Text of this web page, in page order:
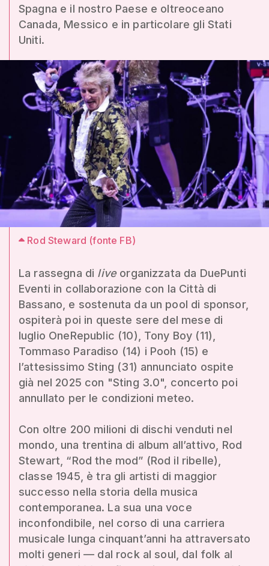
Spagna e il nostro Paese e oltreoceano
Canada, Messico e in particolare gli Stati
Uniti.
Rod Steward (fonte FB)
La rassegna di liveorganizzata da DuePunti
Eventi in collaborazione con la Città di
Bassano, e sostenuta da un pool di sponsor,
ospiterà poi in queste sere del mese di
luglio OneRepublic (10), Tony Boy (11),
Tommaso Paradiso (14) i Pooh (15) e
l’attesissimo Sting (31) annunciato ospite
già nel 2025 con "Sting 3.0", concerto poi
annullato per le condizioni meteo.
Con oltre 200 milioni di dischi venduti nel
mondo, una trentina di album all’attivo, Rod
Stewart, “Rod the mod” (Rod il ribelle),
classe 1945, è tra gli artisti di maggior
successo nella storia della musica
contemporanea. La sua una voce
inconfondibile, nel corso di una carriera
musicale lunga cinquant’anni ha attraversato
molti generi — dal rock al soul, dal folk al